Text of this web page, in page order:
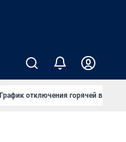
График отключения горячей воды в